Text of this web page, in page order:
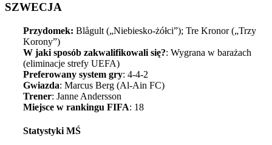
SZWECJA
Przydomek: Blågult („Niebiesko-żółci”); Tre Kronor („Trzy
Korony”)
W jaki sposób zakwalifikowali się?: Wygrana w barażach
(eliminacje strefy UEFA)
Preferowany system gry: 4-4-2
Gwiazda: Marcus Berg (Al-Ain FC)
Trener: Janne Andersson
Miejsce w rankingu FIFA: 18
Statystyki MŚ